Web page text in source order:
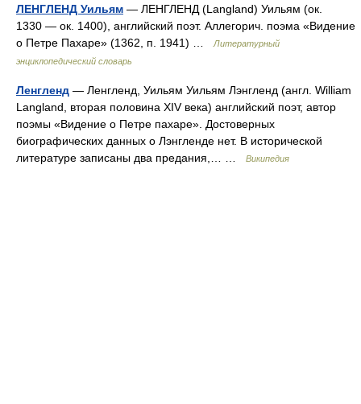
ЛЕНГЛЕНД Уильям — ЛЕНГЛЕНД (Langland) Уильям (ок.
1330 — ок. 1400), английский поэт. Аллегорич. поэма «Видение
о Петре Пахаре» (1362, п. 1941) …
Литературный
энциклопедический словарь
Ленгленд — Ленгленд, Уильям Уильям Лэнгленд (англ. William
Langland, вторая половина XIV века) английский поэт, автор
поэмы «Видение о Петре пахаре». Достоверных
биографических данных о Лэнгленде нет. В исторической
литературе записаны два предания,… …
Википедия